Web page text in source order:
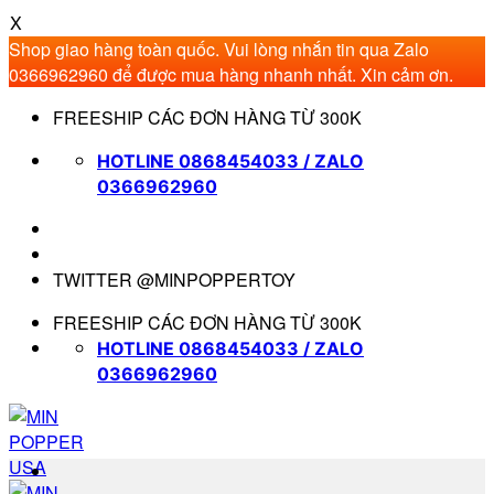
X
Shop giao hàng toàn quốc. Vui lòng nhắn tin qua Zalo
0366962960 để được mua hàng nhanh nhất. Xin cảm ơn.
qua
FREESHIP CÁC ĐƠN HÀNG TỪ 300K
HOTLINE 0868454033 / ZALO
0366962960
TWITTER @MINPOPPERTOY
FREESHIP CÁC ĐƠN HÀNG TỪ 300K
HOTLINE 0868454033 / ZALO
0366962960